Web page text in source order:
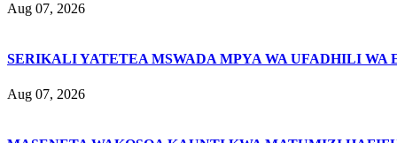
Aug 07, 2026
SERIKALI YATETEA MSWADA MPYA WA UFADHILI WA
Aug 07, 2026